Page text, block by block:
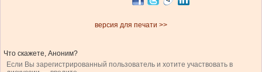
версия для печати >>
Что скажете, Аноним?
Если Вы зарегистрированный пользователь и хотите участвовать в